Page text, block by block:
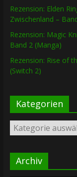
Rezension: Elden
Zwischenland –
Rezension: Magic
Band 2 (Manga)
Rezension: Rise of
(Switch 2)
Kategorien
Kategorien
Archiv